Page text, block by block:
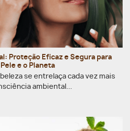
Proteção Eficaz e Segura para
e o Planeta
se entrelaça cada vez mais
ambiental...